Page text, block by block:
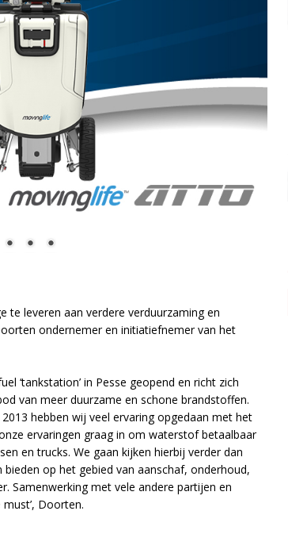
te leveren aan verdere verduurzaming en
ondernemer en initiatiefnemer van het
‘tankstation’ in Pesse geopend en richt zich
van meer duurzame en schone brandstoffen.
hebben wij veel ervaring opgedaan met het
ervaringen graag in om waterstof betaalbaar
en trucks. We gaan kijken hierbij verder dan
op het gebied van aanschaf, onderhoud,
Samenwerking met vele andere partijen en
Doorten.